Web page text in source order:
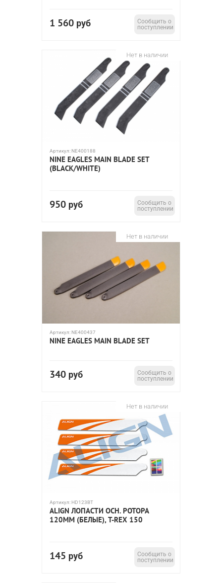
1 560 руб
Сообщить о
поступлении
Нет в наличии
Артикул: NE400188
NINE EAGLES MAIN BLADE SET
(BLACK/WHITE)
950 руб
Сообщить о
поступлении
Нет в наличии
Артикул: NE400437
NINE EAGLES MAIN BLADE SET
340 руб
Сообщить о
поступлении
Нет в наличии
Артикул: HD123BT
ALIGN ЛОПАСТИ ОСН. РОТОРА
120ММ (БЕЛЫЕ), T-REX 150
145 руб
Сообщить о
поступлении